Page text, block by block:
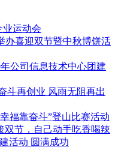
业运动会
喜迎双节暨中秋博饼活
公司信息技术中心团建
斗再创业 风雨无阻再出
福靠奋斗”登山比赛活动
双节，自己动手吃香喝辣
活动 圆满成功